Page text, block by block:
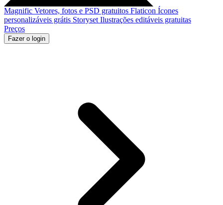
Magnific Vetores, fotos e PSD gratuitos Flaticon Ícones
personalizáveis grátis Storyset Ilustrações editáveis gratuitas
Preços
Fazer o login